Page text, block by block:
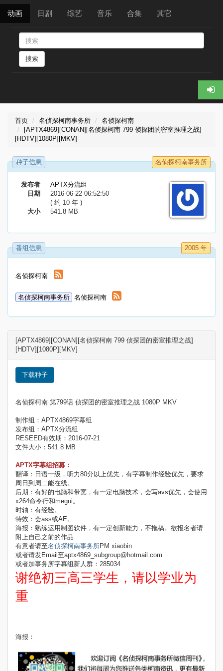
动画 日剧 综艺 音乐 合集 其它
搜索
首页 名侦探柯南事务所
名侦探柯南
[APTX4869][CONAN][名侦探柯南 799 侦探团的密室推理之战]
[HDTV][1080P][MKV]
种子信息 名侦探柯南事务所
发布者
APTX分流组
日期
2016-06-22 06:52:50
( 约 10 年 )
大小
541.8 MB
番组信息 2005 年
名侦探柯南
名侦探柯南事务所 名侦探柯南
[APTX4869][CONAN][名侦探柯南 799 侦探团的密室推理之战]
[HDTV][1080P][MKV]
下载种子
名侦探柯南 第799话 侦探团的密室推理之战 1080P MKV
制作组：APTX4869字幕组
发布组：APTX分流组
RESEED有效期：2016-07-21
文件大小：541.8 MB
APTX字幕组招募：
翻译：日语一级，听力80分以上优先，有字幕制作经验优先，要求
周日到周二能在线。
后期：有好的电脑和带宽，有一定电脑技术，会写avs优先，会使用
x264命令行和megui。
时轴：有经验。
特效：会ass或AE。
海报：熟练运用制图软件，有一定创新能力，不拖稿。欲报名者请
附上自己之前的作品
有意者请至名侦探柯南事务所PM xiaobin
或者请发Email至aptx4869_subgroup@hotmail.com
或者加事务所字幕组新人群：285034
谢绝初三高三学生，请以学业为
重
海报：